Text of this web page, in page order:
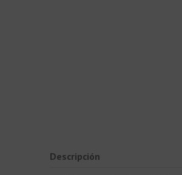
Descripción